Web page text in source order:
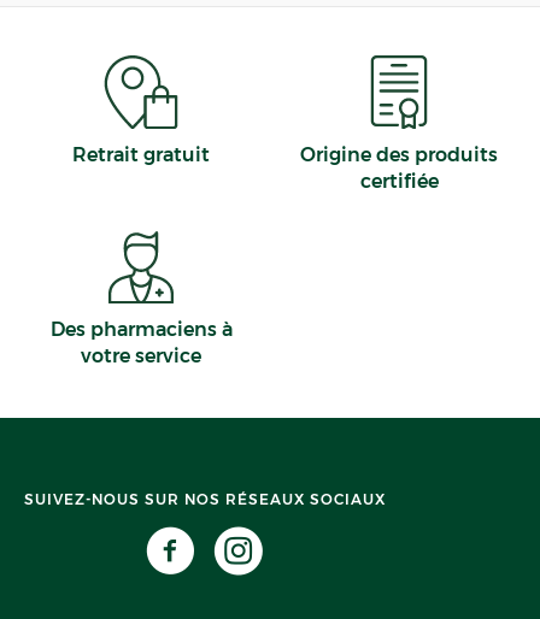
Retrait gratuit
Origine des produits
certifiée
Des pharmaciens à
votre service
SUIVEZ-NOUS SUR NOS RÉSEAUX SOCIAUX